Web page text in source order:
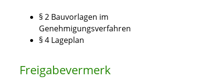
§ 2 Bauvorlagen im
Genehmigungsverfahren
§ 4 Lageplan
Freigabevermerk